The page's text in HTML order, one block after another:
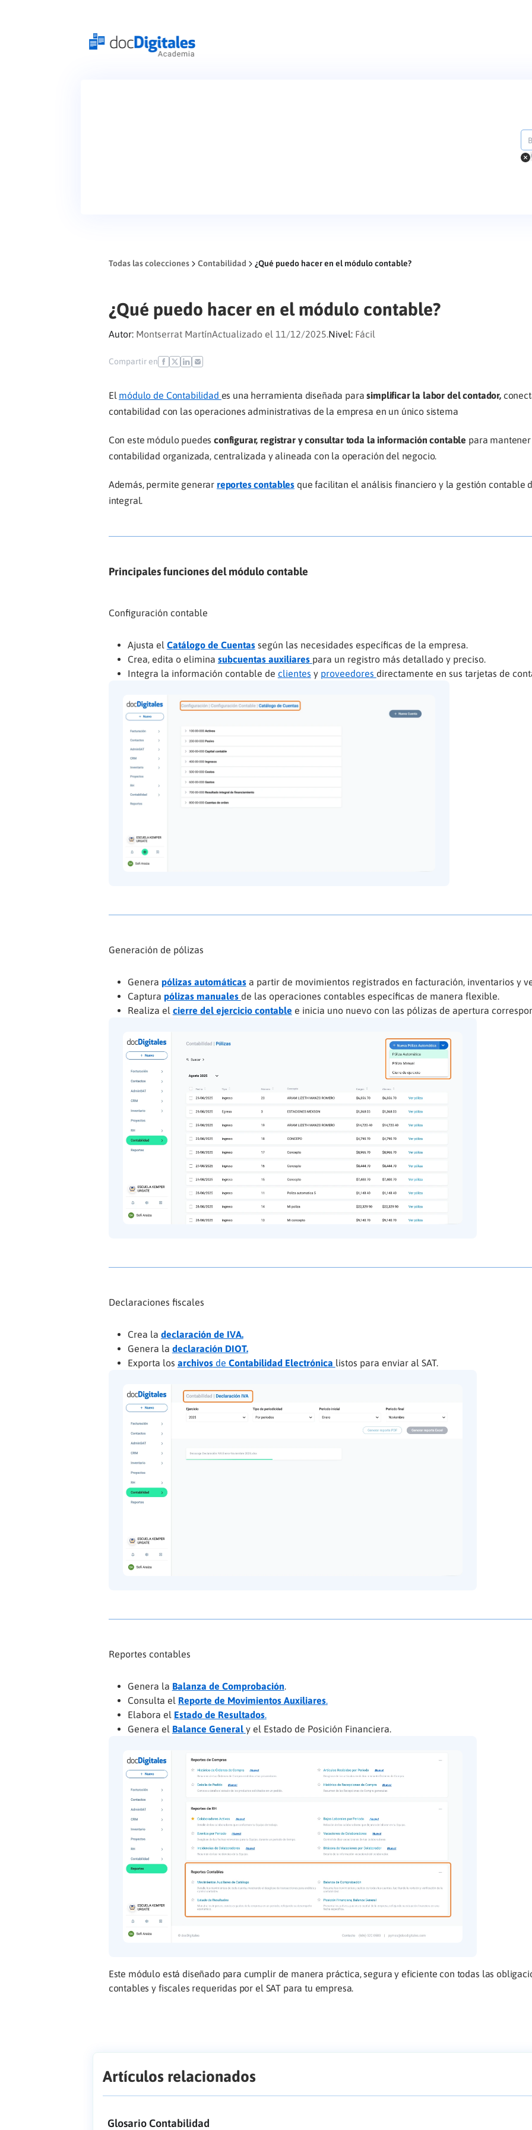
Todas las colecciones Contabilidad ¿Qué puedo hacer en el módulo contable?
¿Qué puedo hacer en el módulo contable?
Autor: Montserrat MartínActualizado el 11/12/2025.Nivel: Fácil
Compartir en
El módulo de Contabilidad es una herramienta diseñada parasimplificar la labor del contador,
contabilidad con las operaciones administrativas de la empresa en un único sistema
Con este módulo puedesconfigurar, registrar y consultar toda la información contable para
contabilidad organizada, centralizada y alineada con la operación del negocio.
Además, permite generar reportes contables que facilitan el análisis financiero y la gestión contable
integral.
Principales funciones del módulo contable
Configuración contable
Ajusta el Catálogo de Cuentassegún las necesidades específicas de la empresa.
Crea, edita o elimina subcuentas auxiliares para un registro más detallado y preciso.
Integra la información contable de clientes y proveedores directamente en sus tarjetas de
Generación de pólizas
Genera pólizas automáticasa partir de movimientos registrados en facturación, inventarios y
Captura pólizas manuales de las operaciones contables específicas de manera flexible.
Realiza el cierre del ejercicio contable e inicia uno nuevo con las pólizas de apertura
Declaraciones fiscales
Crea la declaración de IVA.
Genera la declaración DIOT.
Exporta los archivosde Contabilidad Electrónica listos para enviar al SAT.
Reportes contables
Genera la Balanza de Comprobación.
Consulta el Reporte de Movimientos Auxiliares.
Elabora el Estado de Resultados.
Genera el Balance General y el Estado de Posición Financiera.
Este módulo está diseñado para cumplir de manera práctica, segura y eficiente con todas las
contables y fiscales requeridas por el SAT para tu empresa.
Artículos relacionados
Glosario Contabilidad